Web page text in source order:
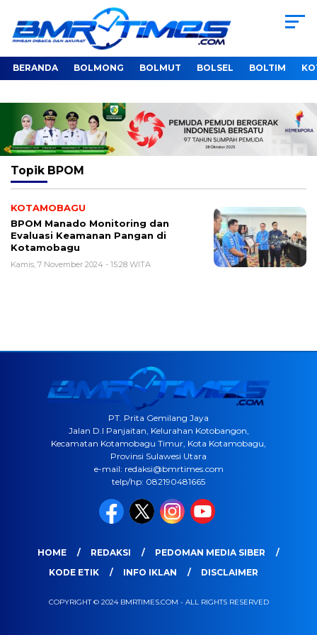
BERANDA BOLMONG BOLMUT BOLSEL BOLTIM
Topik BPOM
KOTAMOBAGU
BPOM Manado Monitoring dan
Evaluasi Keamanan Pangan di
Kotamobagu
Kamis, 7 November 2024 - 15:28 WITA
PT. Prita Gemilang Jaya
Jalan D.I Panjaitan, Kelurahan Kotobangon,
Kecamatan Kotamobagu Timur, Kota Kotamobagu,
Provinsi Sulawesi Utara
e-mail: redaksi@bmrtimes.com
telp/hp: 082190481665
HOME REDAKSI
PEDOMAN MEDIA SIBER
KODE ETIK
INFO IKLAN DISCLAIMER
COPYRIGHT © 2024 BMRTIMES.COM - ALL RIGHTS RESERVED